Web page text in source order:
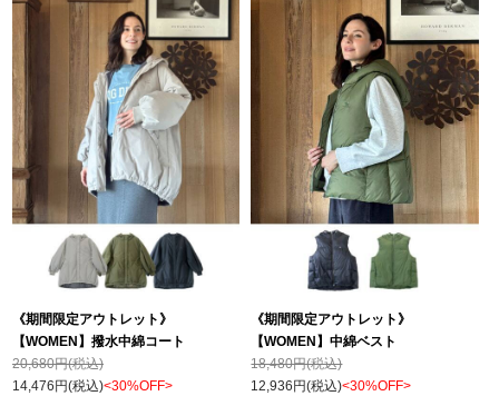
《期間限定アウトレット》
【WOMEN】撥水中綿コート
20,680円(税込)
14,476円(税込)<30%OFF>
《期間限定アウトレット》
【WOMEN】中綿ベスト
18,480円(税込)
12,936円(税込)<30%OFF>